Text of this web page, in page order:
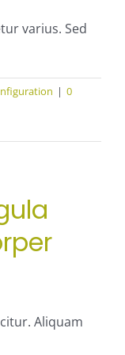
varius. Sed
| 0
Aliquam